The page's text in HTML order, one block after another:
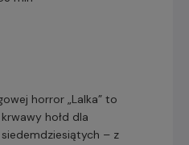
horror „Lalka” to
hołd dla
– z